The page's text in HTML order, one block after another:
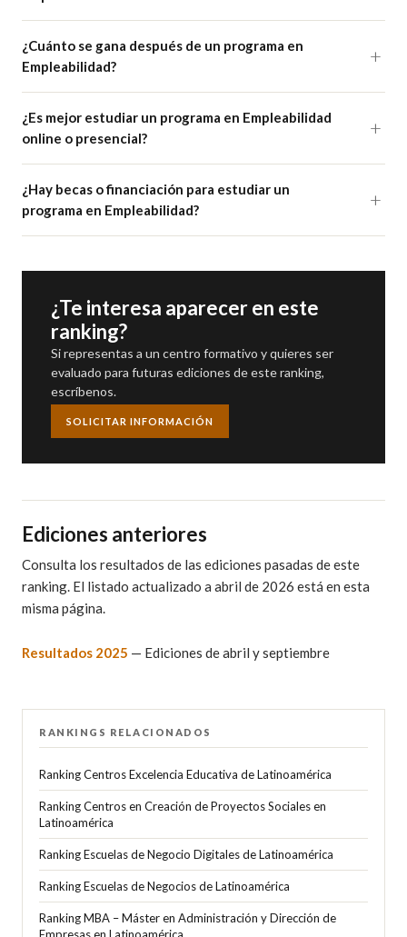
¿Cuánto se gana después de un programa en
Empleabilidad?
¿Es mejor estudiar un programa en Empleabilidad
online o presencial?
¿Hay becas o financiación para estudiar un
programa en Empleabilidad?
¿Te interesa aparecer en este
ranking?
Si representas a un centro formativo y quieres ser
evaluado para futuras ediciones de este ranking,
escríbenos.
SOLICITAR INFORMACIÓN
Ediciones anteriores
Consulta los resultados de las ediciones pasadas de este
ranking. El listado actualizado a abril de 2026 está en esta
misma página.
Resultados 2025 — Ediciones de abril y septiembre
RANKINGS RELACIONADOS
Ranking Centros Excelencia Educativa de Latinoamérica
Ranking Centros en Creación de Proyectos Sociales en
Latinoamérica
Ranking Escuelas de Negocio Digitales de Latinoamérica
Ranking Escuelas de Negocios de Latinoamérica
Ranking MBA – Máster en Administración y Dirección de